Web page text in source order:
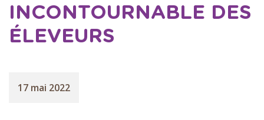
INCONTOURNABLE DES
ÉLEVEURS
17 mai 2022